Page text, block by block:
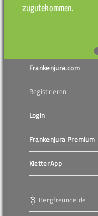
zugutekommen.
Frankenjura.com
Registrieren
Login
Frankenjura Premium
KletterApp
Bergfreunde.de